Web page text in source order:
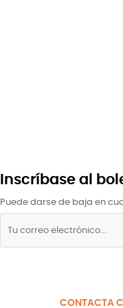
Inscríbase al
Puede darse de baja en
CONTACTA